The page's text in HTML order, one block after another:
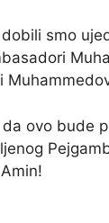
smo
ovo bude